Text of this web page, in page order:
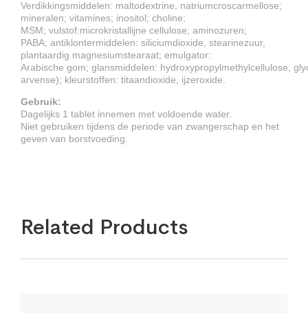
Verdikkingsmiddelen: maltodextrine, natriumcroscarmellose;
mineralen; vitamines; inositol; choline;
MSM; vulstof:microkristallijne cellulose; aminozuren;
PABA; antiklontermiddelen: siliciumdioxide, stearinezuur,
plantaardig magnesiumstearaat; emulgator:
Arabische gom; glansmiddelen: hydroxypropylmethylcellulose,
arvense); kleurstoffen: titaandioxide, ijzeroxide.
Gebruik:
Dagelijks 1 tablet innemen met voldoende water.
Niet gebruiken tijdens de periode van zwangerschap en het
geven van borstvoeding.
Related Products